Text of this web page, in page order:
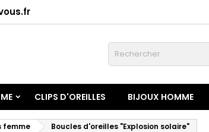
CLIPS D'OREILLES BIJOUX HOMME
femme Boucles d'oreilles "Explosion solaire"
You need to be logged in to save products in
Annuler